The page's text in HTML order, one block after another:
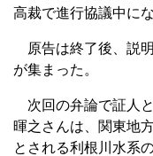
高裁で進行協議中に
原告は終了後、説
が集まった。
次回の弁論で証人
暉之さんは、関東地
とされる利根川水系